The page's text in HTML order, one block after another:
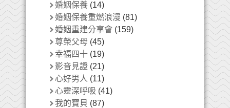
婚姻保養 (14)
婚姻保養重燃浪漫 (81)
婚姻重建分享會 (159)
尊榮父母 (45)
幸福四十 (19)
影音見證 (21)
心好男人 (11)
心靈深呼吸 (41)
我的寶貝 (87)